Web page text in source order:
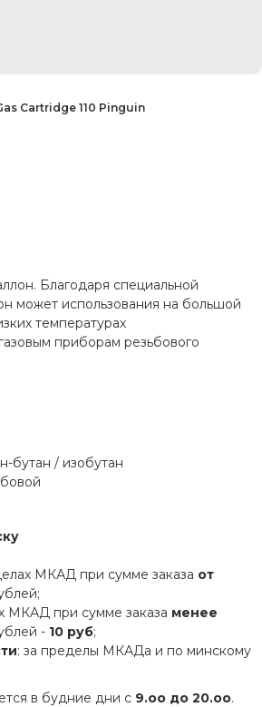
Cartridge 110 Pinguin
Благодаря специальной
может использования на большой
температурах
приборам резьбового
бутан / изобутан
МКАД при сумме заказа от
МКАД при сумме заказа менее
- 10 руб;
: за пределы МКАДа и по минскому
в будние дни с 9.оо до 20.оо.